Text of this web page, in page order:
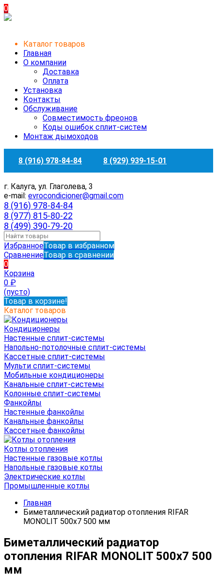
0
Каталог товаров
Главная
О компании
Доставка
Оплата
Установка
Контакты
Обслуживание
Совместимость фреонов
Коды ошибок сплит-систем
Монтаж дымоходов
8 (916) 978-84-84 8 (929) 939-15-01
г. Калуга, ул. Глаголева, 3
e-mail: evrocondicioner@gmail.com
8 (916) 978-84-84
8 (977) 815-80-22
8 (499) 390-79-20
ИзбранноеТовар в избранном
СравнениеТовар в сравнении
0
Корзина
0 ₽
(пусто)
Товар в корзине!
Каталог товаров
Кондиционеры
Настенные сплит-системы
Напольно-потолочные сплит-системы
Кассетные сплит-системы
Мульти сплит-системы
Мобильные кондиционеры
Канальные сплит-системы
Колонные сплит-системы
Фанкойлы
Настенные фанкойлы
Канальные фанкойлы
Кассетные фанкойлы
Котлы отопления
Настенные газовые котлы
Напольные газовые котлы
Электрические котлы
Промышленные котлы
Главная
Биметаллический радиатор отопления RIFAR
MONOLIT 500x7 500 мм
Биметаллический радиатор
отопления RIFAR MONOLIT 500x7 500
мм